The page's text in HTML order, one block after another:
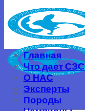
Главная
Что дает СЗС
О НАС
Эксперты
Породы